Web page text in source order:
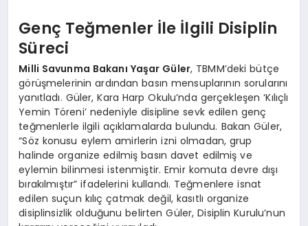
Genç Teğmenler İle İlgili Disiplin
Süreci
Milli Savunma Bakanı Yaşar Güler, TBMM’deki bütçe
görüşmelerinin ardından basın mensuplarının sorularını
yanıtladı. Güler, Kara Harp Okulu’nda gerçekleşen ‘Kılıçlı
Yemin Töreni’ nedeniyle disipline sevk edilen genç
teğmenlerle ilgili açıklamalarda bulundu. Bakan Güler,
“Söz konusu eylem amirlerin izni olmadan, grup
halinde organize edilmiş basın davet edilmiş ve
eylemin bilinmesi istenmiştir. Emir komuta devre dışı
bırakılmıştır” ifadelerini kullandı. Teğmenlere isnat
edilen suçun kılıç çatmak değil, kasıtlı organize
disiplinsizlik olduğunu belirten Güler, Disiplin Kurulu’nun